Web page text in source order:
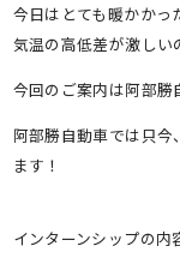
今日はとても暖かかっ
気温の高低差が激しい
今回のご案内は阿部勝
阿部勝自動車では只
ます！
インターンシップの内